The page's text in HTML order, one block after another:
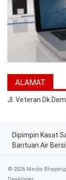
ALAMAT
Jl. Veteran
Dipimpin Kasat
Bantuan Air
© 2026 Media